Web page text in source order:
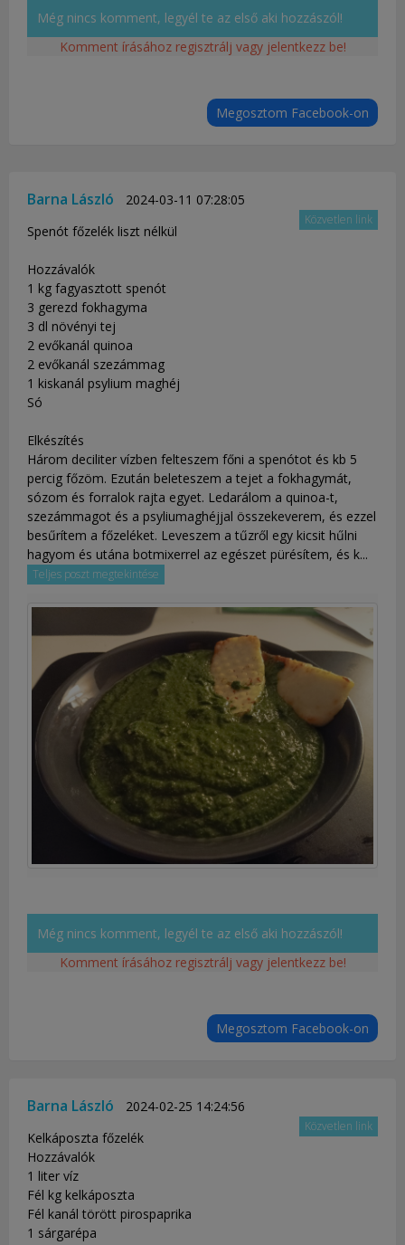
Még nincs komment, legyél te az első aki hozzászól!
Komment írásához regisztrálj vagy jelentkezz be!
Megosztom Facebook-on
Barna László 2024-03-11 07:28:05
Közvetlen link
Spenót főzelék liszt nélkül
Hozzávalók
1 kg fagyasztott spenót
3 gerezd fokhagyma
3 dl növényi tej
2 evőkanál quinoa
2 evőkanál szezámmag
1 kiskanál psylium maghéj
Só
Elkészítés
Három deciliter vízben felteszem főni a spenótot és kb 5
percig főzöm. Ezután beleteszem a tejet a fokhagymát,
sózom és forralok rajta egyet. Ledarálom a quinoa-t,
szezámmagot és a psyliumaghéjjal összekeverem, és ezzel
besűrítem a főzeléket. Leveszem a tűzről egy kicsit hűlni
hagyom és utána botmixerrel az egészet pürésítem, és k...
Teljes poszt megtekintése
Még nincs komment, legyél te az első aki hozzászól!
Komment írásához regisztrálj vagy jelentkezz be!
Megosztom Facebook-on
Barna László 2024-02-25 14:24:56
Közvetlen link
Kelkáposzta főzelék
Hozzávalók
1 liter víz
Fél kg kelkáposzta
Fél kanál törött pirospaprika
1 sárgarépa